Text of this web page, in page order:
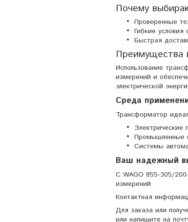
Почему
Проверенные
Гибкие
Быстрая
Преимущества
Использование
измерений и
электрической
Среда
Трансформатор
Электрические
Промышленные
Системы
Ваш надежный
С WAGO 855-305/
измерений.
Контактная
Для заказа или
или напишите на